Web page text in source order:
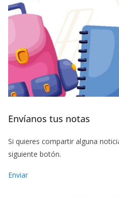
Envíanos tus notas
Si quieres compartir alguna
siguiente botón.
Enviar